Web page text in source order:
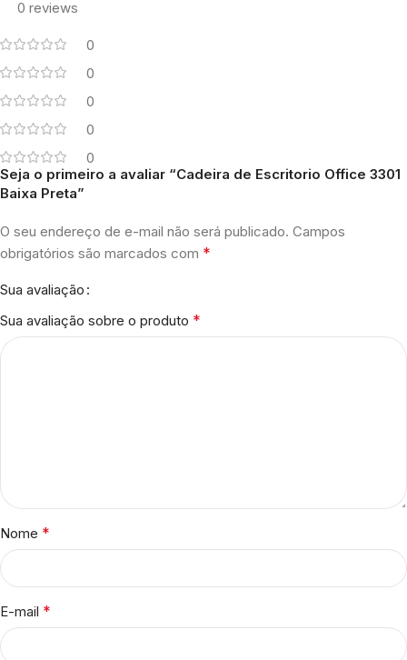
0 reviews
0
0
0
0
0
Seja o primeiro a avaliar “Cadeira de Escritorio Office 3301
Baixa Preta”
O seu endereço de e-mail não será publicado. Campos
obrigatórios são marcados com *
Sua avaliação
Sua avaliação sobre o produto *
Nome *
E-mail *